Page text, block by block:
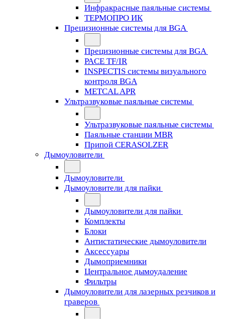
Инфракрасные паяльные системы
ТЕРМОПРО ИК
Прецизионные системы для BGA
Прецизионные системы для BGA
PACE TF/IR
INSPECTIS системы визуального
контроля BGA
METCAL APR
Ультразвуковые паяльные системы
Ультразвуковые паяльные системы
Паяльные станции MBR
Припой CERASOLZER
Дымоуловители
Дымоуловители
Дымоуловители для пайки
Дымоуловители для пайки
Комплекты
Блоки
Антистатические дымоуловители
Аксессуары
Дымоприемники
Центральное дымоудаление
Фильтры
Дымоуловители для лазерных резчиков и
граверов